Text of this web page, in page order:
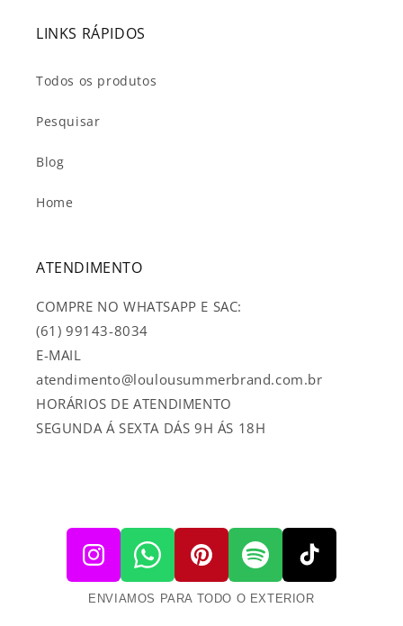
LINKS RÁPIDOS
Todos os produtos
Pesquisar
Blog
Home
ATENDIMENTO
COMPRE NO WHATSAPP E SAC:
(61) 99143-8034
E-MAIL
atendimento@loulousummerbrand.com.br
HORÁRIOS DE ATENDIMENTO
SEGUNDA Á SEXTA DÁS 9H ÁS 18H
ENVIAMOS PARA TODO O EXTERIOR